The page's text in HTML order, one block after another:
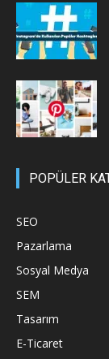
POPÜLER
SEO
Pazarlama
Sosyal Medya
SEM
Tasarım
E-Ticaret